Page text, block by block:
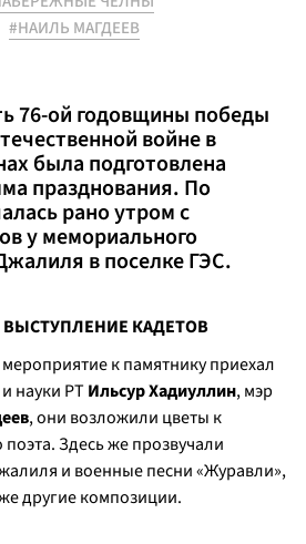
#НАИЛЬ МАГДЕЕВ
76-ой годовщины победы
войне в
была подготовлена
празднования. По
рано утром с
у мемориального
в поселке ГЭС.
КАДЕТОВ
к памятнику приехал
науки РТ Ильсур Хадиуллин, мэр
, они возложили цветы к
Здесь же прозвучали
и военные песни «Журавли»,
другие композиции.